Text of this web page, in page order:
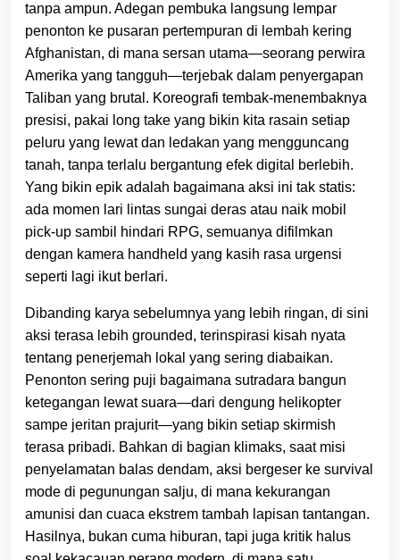
tanpa ampun. Adegan pembuka langsung lempar
penonton ke pusaran pertempuran di lembah kering
Afghanistan, di mana sersan utama—seorang perwira
Amerika yang tangguh—terjebak dalam penyergapan
Taliban yang brutal. Koreografi tembak-menembaknya
presisi, pakai long take yang bikin kita rasain setiap
peluru yang lewat dan ledakan yang mengguncang
tanah, tanpa terlalu bergantung efek digital berlebih.
Yang bikin epik adalah bagaimana aksi ini tak statis:
ada momen lari lintas sungai deras atau naik mobil
pick-up sambil hindari RPG, semuanya difilmkan
dengan kamera handheld yang kasih rasa urgensi
seperti lagi ikut berlari.
Dibanding karya sebelumnya yang lebih ringan, di sini
aksi terasa lebih grounded, terinspirasi kisah nyata
tentang penerjemah lokal yang sering diabaikan.
Penonton sering puji bagaimana sutradara bangun
ketegangan lewat suara—dari dengung helikopter
sampe jeritan prajurit—yang bikin setiap skirmish
terasa pribadi. Bahkan di bagian klimaks, saat misi
penyelamatan balas dendam, aksi bergeser ke survival
mode di pegunungan salju, di mana kekurangan
amunisi dan cuaca ekstrem tambah lapisan tantangan.
Hasilnya, bukan cuma hiburan, tapi juga kritik halus